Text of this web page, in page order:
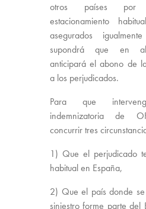
otros países por
estacionamiento
asegurados
supondrá que en
anticipará el abono de
a los perjudicados.
Para que
indemnizatoria de
concurrir tres
1) Que el perjudicado
habitual en España,
2) Que el país donde
siniestro forme parte del